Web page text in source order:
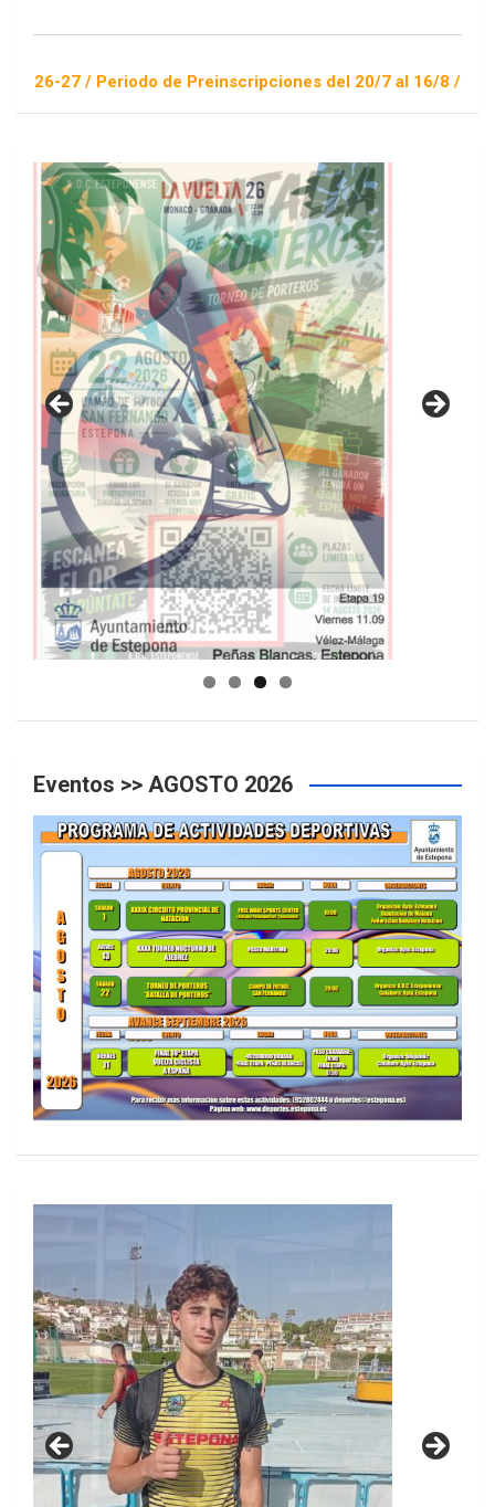
de Preinscripciones del 20/7 al 16/8 / Sorteo 1 de
GUIA DE INSTALACIONES DEPORTIVAS
Eventos >> AGOSTO 2026